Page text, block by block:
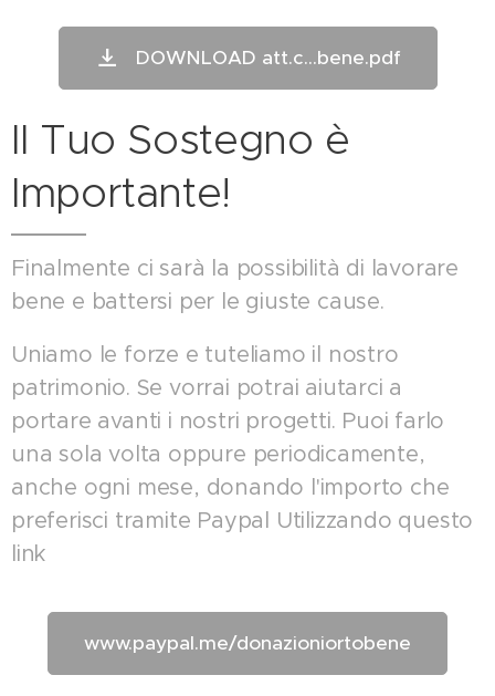
DOWNLOAD att.c...bene.pdf
Il Tuo Sostegno è
Importante!
Finalmente ci sarà la possibilità di lavorare
bene e battersi per le giuste cause.
Uniamo le forze e tuteliamo il nostro
patrimonio. Se vorrai potrai aiutarci a
portare avanti i nostri progetti. Puoi farlo
una sola volta oppure periodicamente,
anche ogni mese, donando l'importo che
preferisci tramite Paypal Utilizzando questo
link
www.paypal.me/donazioniortobene